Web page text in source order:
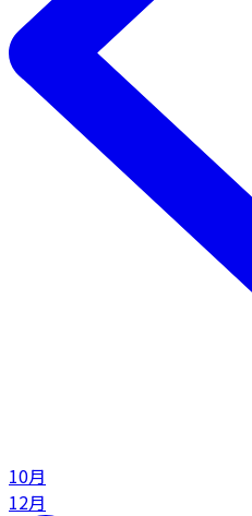
10月
12月